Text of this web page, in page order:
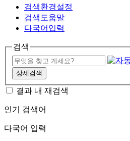
검색환경설정
검색도움말
다국어입력
검색
상세검색
결과 내 재검색
인기 검색어
다국어 입력